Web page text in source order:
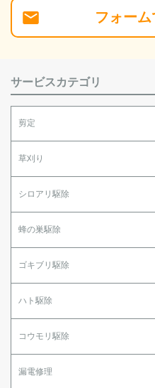
フォーム
サービスカテゴリ
剪定
草刈り
シロアリ駆除
蜂の巣駆除
ゴキブリ駆除
ハト駆除
コウモリ駆除
漏電修理